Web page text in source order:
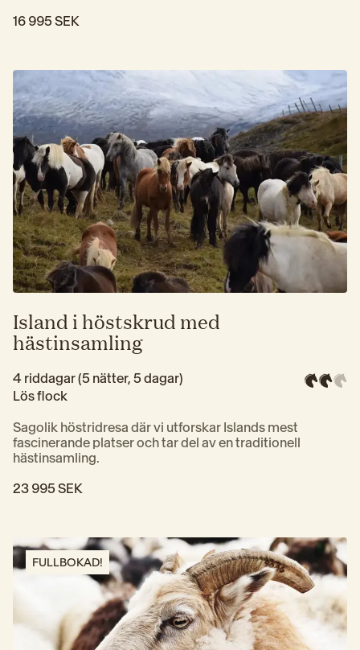
16 995 SEK
Island i höstskrud med
hästinsamling
4 riddagar (5 nätter, 5 dagar)
Lös flock
Sagolik höstridresa där vi utforskar Islands mest
fascinerande platser och tar del av en traditionell
hästinsamling.
23 995 SEK
FULLBOKAD!